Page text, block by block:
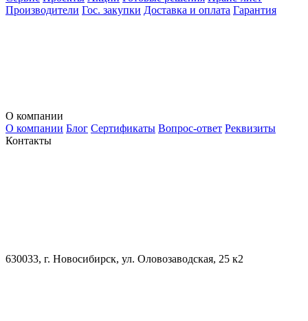
Производители Гос. закупки Доставка и оплата Гарантия
О компании
О компании Блог Сертификаты Вопрос-ответ Реквизиты
Контакты
630033, г. Новосибирск, ул. Оловозаводская, 25 к2